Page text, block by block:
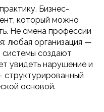
Бизнес-
который можно
Не смена профессии
любая организация —
системы создают
увидеть нарушение и
структурированный
основой.